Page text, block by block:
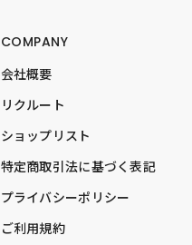
COMPANY
会社概要
リクルート
ショップリスト
特定商取引法に基づく表記
プライバシーポリシー
ご利用規約